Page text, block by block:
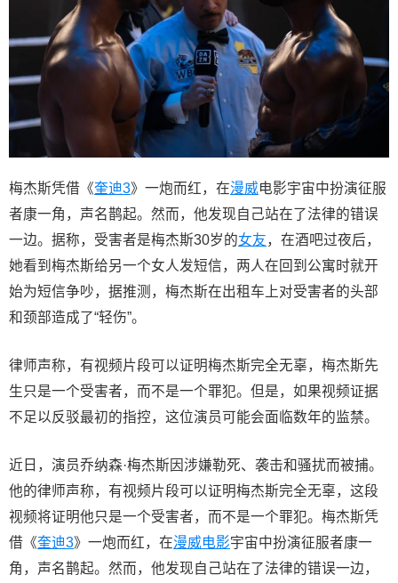
梅杰斯凭借《奎迪3》一炮而红，在漫威电影宇宙中扮演征服
者康一角，声名鹊起。然而，他发现自己站在了法律的错误
一边。据称，受害者是梅杰斯30岁的女友，在酒吧过夜后，
她看到梅杰斯给另一个女人发短信，两人在回到公寓时就开
始为短信争吵，据推测，梅杰斯在出租车上对受害者的头部
和颈部造成了“轻伤”。
律师声称，有视频片段可以证明梅杰斯完全无辜，梅杰斯先
生只是一个受害者，而不是一个罪犯。但是，如果视频证据
不足以反驳最初的指控，这位演员可能会面临数年的监禁。
近日，演员乔纳森·梅杰斯因涉嫌勒死、袭击和骚扰而被捕。
他的律师声称，有视频片段可以证明梅杰斯完全无辜，这段
视频将证明他只是一个受害者，而不是一个罪犯。梅杰斯凭
借《奎迪3》一炮而红，在漫威电影宇宙中扮演征服者康一
角，声名鹊起。然而，他发现自己站在了法律的错误一边，